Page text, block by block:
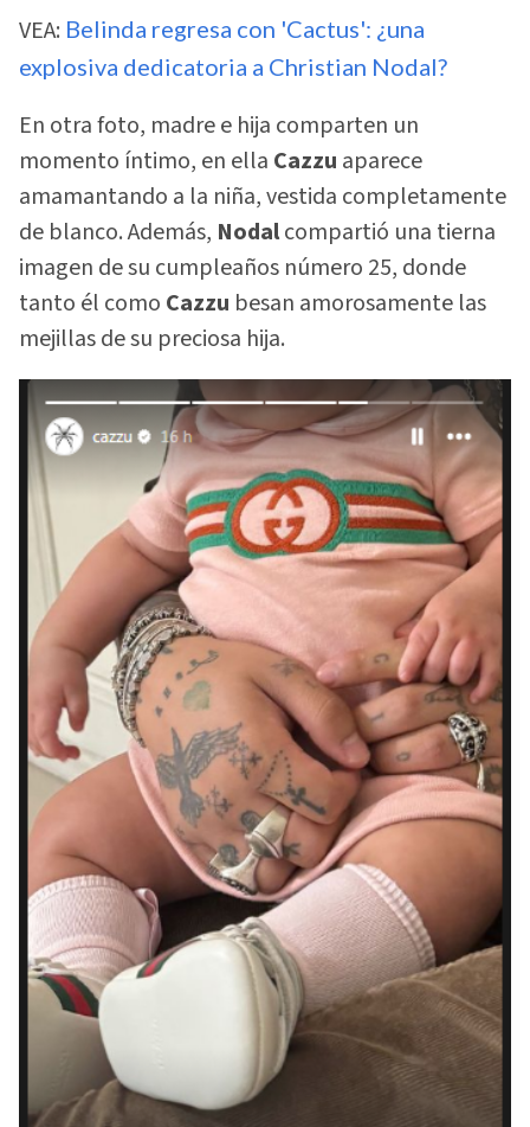
VEA: Belinda regresa con 'Cactus': ¿una
explosiva dedicatoria a Christian Nodal?
En otra foto, madre e hija comparten un
momento íntimo, en ella Cazzu aparece
amamantando a la niña, vestida completamente
de blanco. Además, Nodalcompartió una tierna
imagen de su cumpleaños número 25, donde
tanto él como Cazzu besan amorosamente las
mejillas de su preciosa hija.